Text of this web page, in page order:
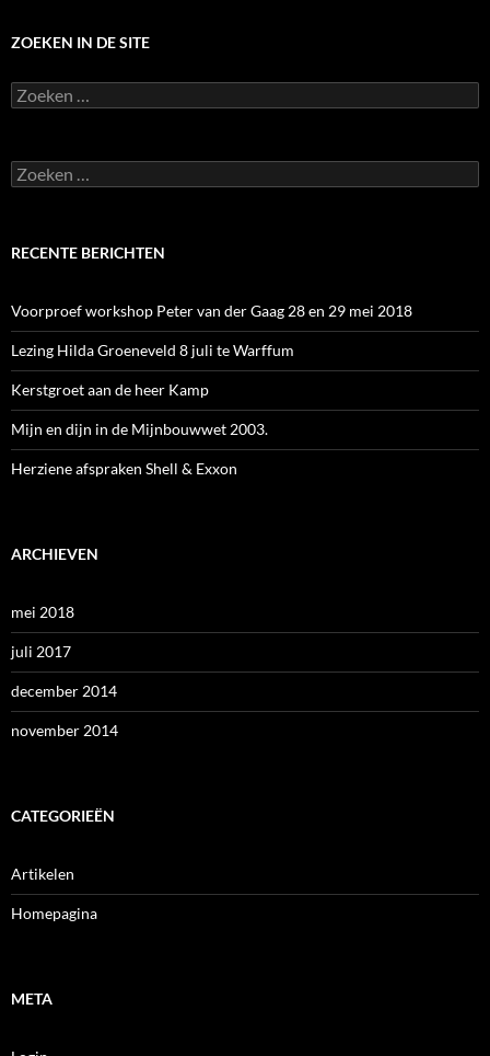
ZOEKEN IN DE SITE
Zoeken
naar:
Zoeken
naar:
RECENTE BERICHTEN
Voorproef workshop Peter van der Gaag 28 en 29 mei 2018
Lezing Hilda Groeneveld 8 juli te Warffum
Kerstgroet aan de heer Kamp
Mijn en dijn in de Mijnbouwwet 2003.
Herziene afspraken Shell & Exxon
ARCHIEVEN
mei 2018
juli 2017
december 2014
november 2014
CATEGORIEËN
Artikelen
Homepagina
META